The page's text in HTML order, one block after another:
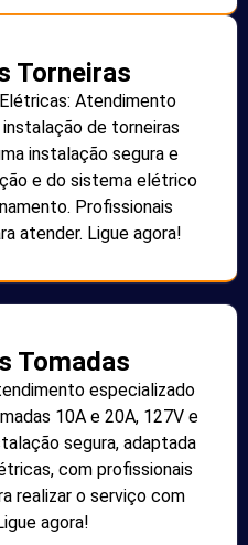
Torneiras
Atendimento
de torneiras
instalação segura e
e do sistema elétrico
Profissionais
atender. Ligue agora!
Tomadas
especializado
10A e 20A, 127V e
segura, adaptada
com profissionais
realizar o serviço com
agora!